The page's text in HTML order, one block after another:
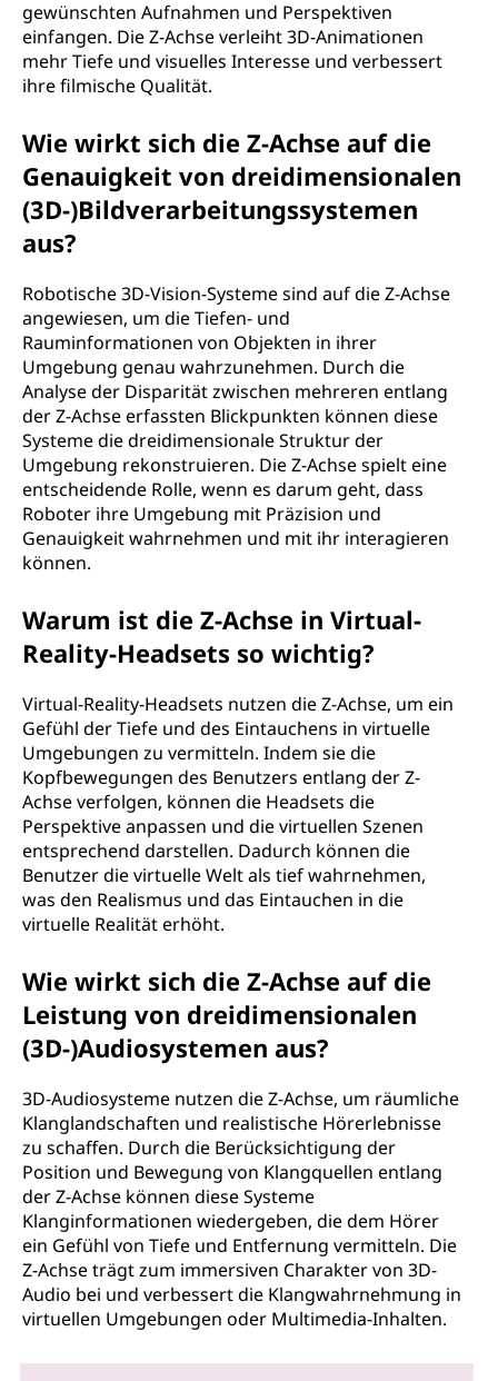
gewünschten Aufnahmen und Perspektiven
einfangen. Die Z-Achse verleiht 3D-Animationen
mehr Tiefe und visuelles Interesse und verbessert
ihre filmische Qualität.
Wie wirkt sich die Z-Achse auf die
Genauigkeit von dreidimensionalen
(3D-)Bildverarbeitungssystemen
aus?
Robotische 3D-Vision-Systeme sind auf die Z-Achse
angewiesen, um die Tiefen- und
Rauminformationen von Objekten in ihrer
Umgebung genau wahrzunehmen. Durch die
Analyse der Disparität zwischen mehreren entlang
der Z-Achse erfassten Blickpunkten können diese
Systeme die dreidimensionale Struktur der
Umgebung rekonstruieren. Die Z-Achse spielt eine
entscheidende Rolle, wenn es darum geht, dass
Roboter ihre Umgebung mit Präzision und
Genauigkeit wahrnehmen und mit ihr interagieren
können.
Warum ist die Z-Achse in Virtual-
Reality-Headsets so wichtig?
Virtual-Reality-Headsets nutzen die Z-Achse, um ein
Gefühl der Tiefe und des Eintauchens in virtuelle
Umgebungen zu vermitteln. Indem sie die
Kopfbewegungen des Benutzers entlang der Z-
Achse verfolgen, können die Headsets die
Perspektive anpassen und die virtuellen Szenen
entsprechend darstellen. Dadurch können die
Benutzer die virtuelle Welt als tief wahrnehmen,
was den Realismus und das Eintauchen in die
virtuelle Realität erhöht.
Wie wirkt sich die Z-Achse auf die
Leistung von dreidimensionalen
(3D-)Audiosystemen aus?
3D-Audiosysteme nutzen die Z-Achse, um räumliche
Klanglandschaften und realistische Hörerlebnisse
zu schaffen. Durch die Berücksichtigung der
Position und Bewegung von Klangquellen entlang
der Z-Achse können diese Systeme
Klanginformationen wiedergeben, die dem Hörer
ein Gefühl von Tiefe und Entfernung vermitteln. Die
Z-Achse trägt zum immersiven Charakter von 3D-
Audio bei und verbessert die Klangwahrnehmung in
virtuellen Umgebungen oder Multimedia-Inhalten.